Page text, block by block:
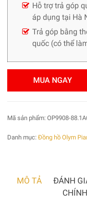
Hỗ trợ trả góp
áp dụng tại Hà
Trả góp bằng
quốc (có thể
MUA NGAY
Mã sản phẩm: OP9908-
Danh mục: Đồng hồ Olym
MÔ TẢ ĐÁNH